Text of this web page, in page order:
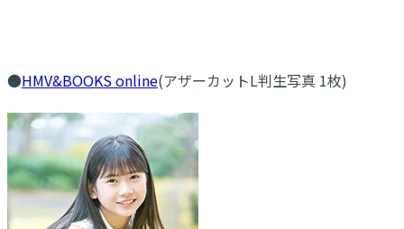
●HMV&BOOKS online(アザーカットL判生写真 1枚)